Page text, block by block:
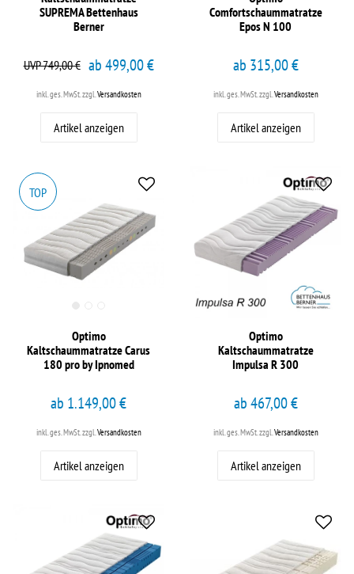
SUPREMA Bettenhaus
Berner
UVP 749,00 € ab 499,00 €
inkl. ges. MwSt.zzgl.Versandkosten
Artikel anzeigen
Comfortschaummatratze
Epos N 100
ab 315,00 €
inkl. ges. MwSt.zzgl.Versandkosten
Artikel anzeigen
TOP
Optimo
Kaltschaummatratze Carus
180 pro by Ipnomed
ab 1.149,00 €
inkl. ges. MwSt.zzgl.Versandkosten
Artikel anzeigen
Optimo
Kaltschaummatratze
Impulsa R 300
ab 467,00 €
inkl. ges. MwSt.zzgl.Versandkosten
Artikel anzeigen